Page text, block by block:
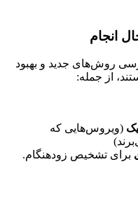
انجام
روش‌های جدید و بهبود
از جمله:
(ویروس‌هایی که
برای تشخیص زودهنگام.